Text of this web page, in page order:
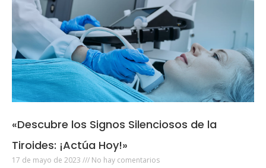
«Descubre los Signos Silenciosos de la
Tiroides: ¡Actúa Hoy!»
17 de mayo de 2023 No hay comentarios